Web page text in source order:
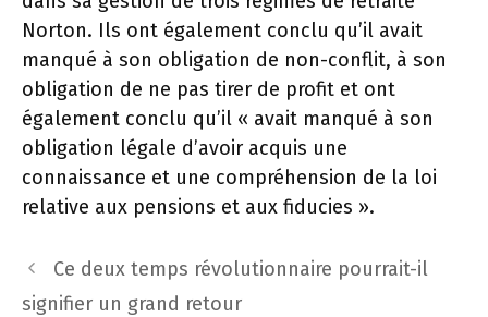
Norton. Ils ont également conclu qu’il avait
manqué à son obligation de non-conflit, à son
obligation de ne pas tirer de profit et ont
également conclu qu’il « avait manqué à son
obligation légale d’avoir acquis une
connaissance et une compréhension de la loi
relative aux pensions et aux fiducies ».
Navigation
des
Ce deux temps révolutionnaire pourrait-il
signifier un grand retour